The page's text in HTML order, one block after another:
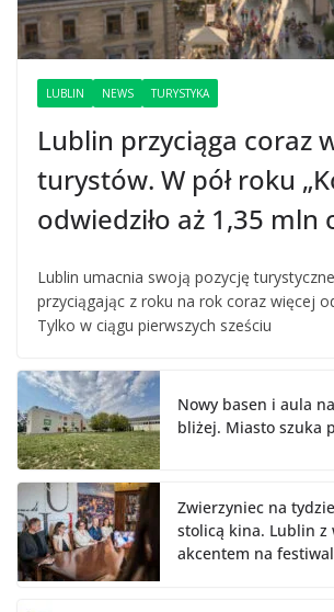
LUBLIN NEWS TURYSTYKA
Lublin przyciąga coraz
turystów. W pół roku
odwiedziło aż 1,35 mln
Lublin umacnia swoją pozycję
przyciągając z roku na rok coraz więcej
Tylko w ciągu pierwszych sześciu
Nowy basen i aula
bliżej. Miasto szuka
Zwierzyniec na
stolicą kina. Lublin z
akcentem na